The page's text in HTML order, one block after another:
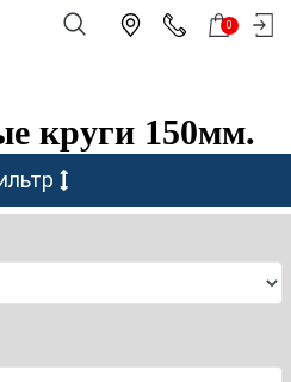
0
круги 150мм.